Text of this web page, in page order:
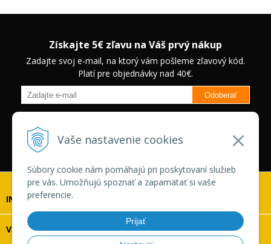
Vaše nastavenie cookies
Súbory cookie nám pomáhajú pri poskytovaní služieb
pre vás. Umožňujú spoznať a zapamätať si vaše
preferencie.
Prijať
Získajte 5€ zľavu na Váš prvý nákup
Zadajte svoj e-mail, na ktorý vám pošleme zľavový kód.
Platí pre objednávky nad 40€.
Odoberať
zľavách na vybrané produkty.
Neplatí pre Veľkoobchodných
zákazníkov.
INFOLINKA
VŠETKO O NÁKUPE